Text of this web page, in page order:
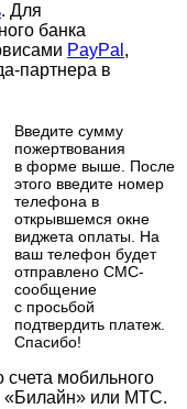
. Для
банка
PayPal ,
партнера в
Введите сумму
пожертвования
в форме выше. После
этого введите номер
телефона в
открывшемся окне
виджета оплаты. На
ваш телефон будет
отправлено СМС-
сообщение
с просьбой
подтвердить платеж.
Cпасибо!
мобильного
или МТС.